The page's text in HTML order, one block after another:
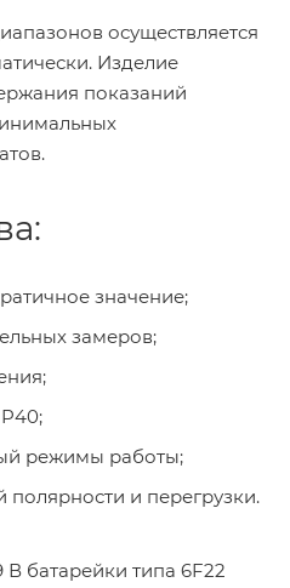
осуществляется
Изделие
показаний
значение;
замеров;
режимы работы;
и перегрузки.
В батарейки типа 6F22